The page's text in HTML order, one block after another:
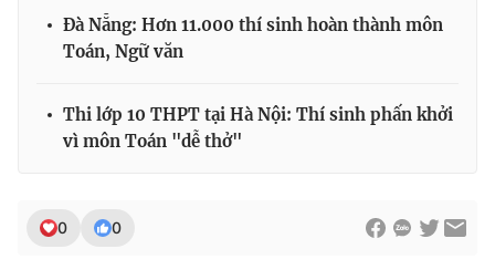
Đà Nẵng: Hơn 11.000 thí sinh hoàn thành môn
Toán, Ngữ văn
Thi lớp 10 THPT tại Hà Nội: Thí sinh phấn khởi
vì môn Toán "dễ thở"
0 0